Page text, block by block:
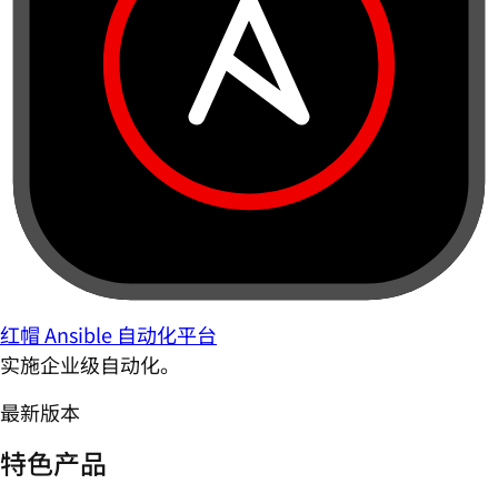
红帽 Ansible 自动化平台
实施企业级自动化。
最新版本
特色产品